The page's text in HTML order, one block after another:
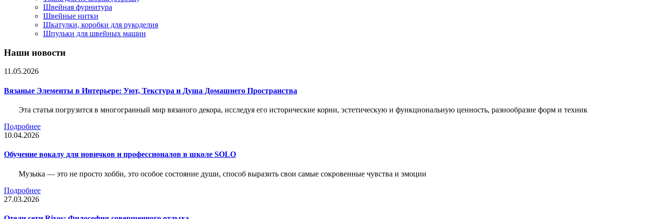
Швейная фурнитура
Швейные нитки
Шкатулки, коробки для рукоделия
Шпульки для швейных машин
Наши новости
11.05.2026
Вязаные Элементы в Интерьере: Уют, Текстура и Душа Домашнего Пространства
Эта статья погрузится в многогранный мир вязаного декора, исследуя его исторические корни, эстетическую и функциональную ценность, разнообразие форм и техник
Подробнее
10.04.2026
Обучение вокалу для новичков и профессионалов в школе SOLO
Музыка — это не просто хобби, это особое состояние души, способ выразить свои самые сокровенные чувства и эмоции
Подробнее
27.03.2026